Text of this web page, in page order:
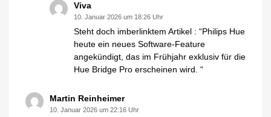
Viva
10. Januar 2026 um 18:26 Uhr
Steht doch imberlinktem Artikel : “Philips Hue
heute ein neues Software-Feature
angekündigt, das im Frühjahr exklusiv für die
Hue Bridge Pro erscheinen wird. “
Martin Reinheimer
10. Januar 2026 um 22:16 Uhr